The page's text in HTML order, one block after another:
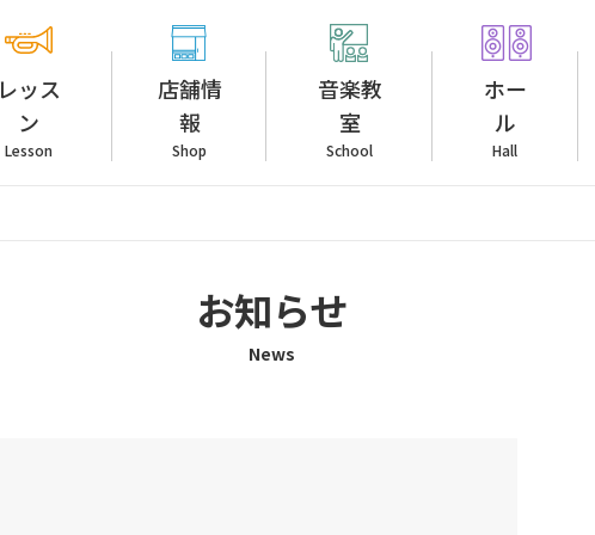
レッス
ン
Lesson
店舗情
報
Shop
音楽教
室
School
ホー
ル
Hall
お知らせ
News